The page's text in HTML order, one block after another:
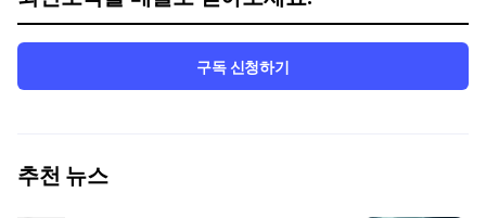
구독 신청하기
추천 뉴스